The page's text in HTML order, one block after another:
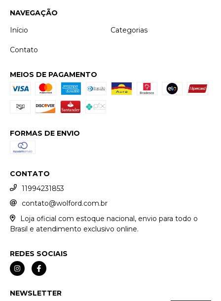
NAVEGAÇÃO
Início
Categorias
Contato
MEIOS DE PAGAMENTO
FORMAS DE ENVIO
CONTATO
11994231853
contato@wolford.com.br
Loja oficial com estoque nacional, envio para todo o
Brasil e atendimento exclusivo online.
REDES SOCIAIS
NEWSLETTER